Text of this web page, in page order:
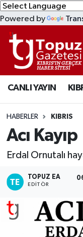
Powered by
CANLI YAYIN
HABERLER KIBRIS
Acı Kayıp
Erdal Ornutalı
TOPUZ EA
EDITÖR
KIBRIS
DÜNYA
EKONOMİ
MAGAZİN
SAĞLIK
TÜRKİYE
Lefkoşa
Lefkoşa Hava
Lefkoşa
Süper Lig
Tüm Manşetler